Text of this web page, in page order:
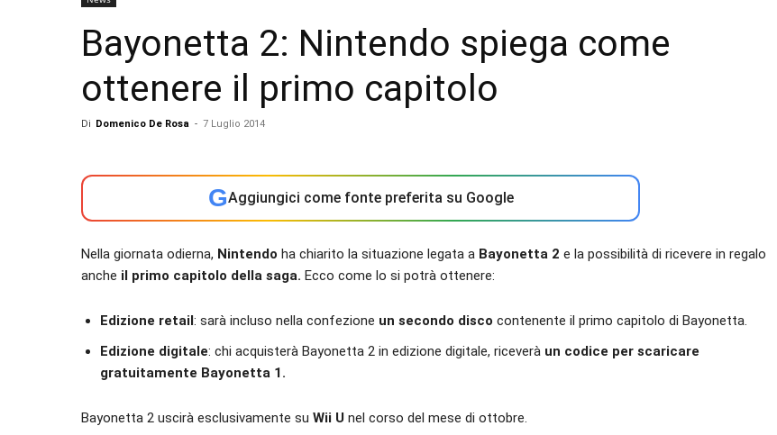
Bayonetta 2: Nintendo spiega come
ottenere il primo capitolo
Di Domenico De Rosa - 7 Luglio 2014
GAggiungici come fonte preferita su Google
Nella giornata odierna, Nintendo ha chiarito la situazione legata a Bayonetta 2 e la possibilità di ricevere in regalo
anche il primo capitolo della saga. Ecco come lo si potrà ottenere:
Edizione retail: sarà incluso nella confezione un secondo disco contenente il primo capitolo di Bayonetta.
Edizione digitale: chi acquisterà Bayonetta 2 in edizione digitale, riceverà un codice per scaricare
gratuitamente Bayonetta 1.
Bayonetta 2 uscirà esclusivamente su Wii U nel corso del mese di ottobre.